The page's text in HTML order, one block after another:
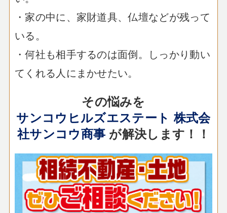
・家の中に、家財道具、仏壇などが残って
いる。
・何社も相手するのは面倒。しっかり動い
てくれる人にまかせたい。
その悩みを
サンコウヒルズエステート 株式会
社サンコウ商事 が解決します！！